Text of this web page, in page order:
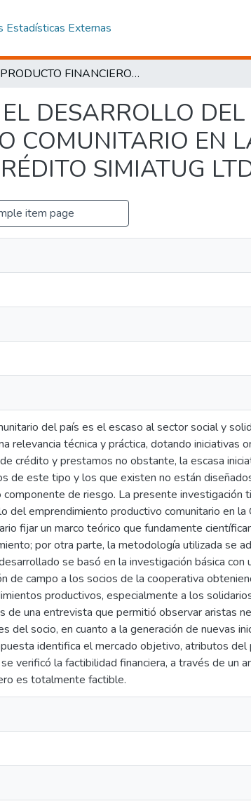
Estadísticas Externas
PRODUCTO FINANCIERO PARA EL DESARROLLO DEL EMPRENDIMIENTO PRODUCTIVO COMUNITARIO EN LA COOPERATIVA DE AHORRO Y CRÉDITO SIMIATUG LTDA.
DESARROLLO DEL
COMUNITARIO EN
SIMIATUG
item page
del país es el escaso al sector social y
relevancia técnica y práctica, dotando iniciativas
crédito y prestamos no obstante, la escasa
de este tipo y los que existen no están
de riesgo. La presente investigación
del emprendimiento productivo comunitario en
fijar un marco teórico que fundamente
por otra parte, la metodología utilizada se
se basó en la investigación básica con
de campo a los socios de la cooperativa
productivos, especialmente a los
de una entrevista que permitió observar aristas
del socio, en cuanto a la generación de nuevas
identifica el mercado objetivo, atributos
verificó la factibilidad financiera, a través de un
es totalmente factible.